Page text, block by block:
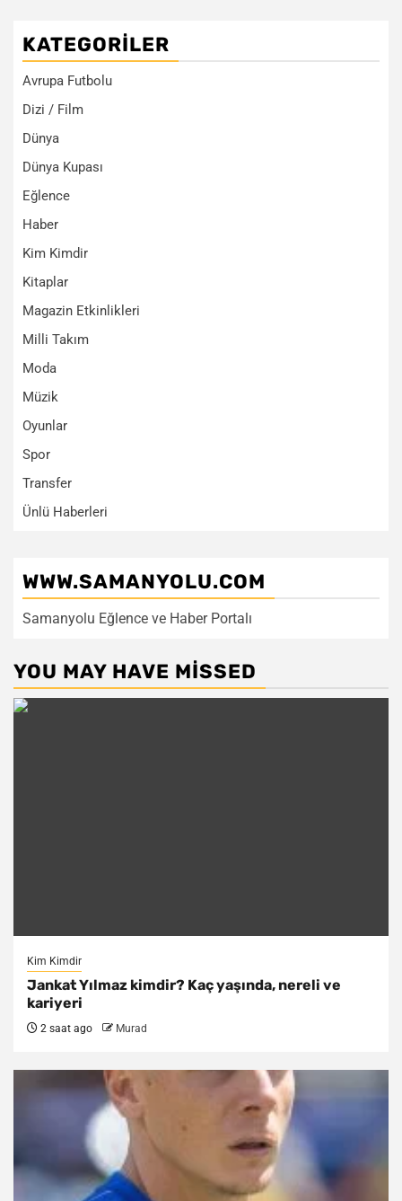
KATEGORILER
Avrupa Futbolu
Dizi / Film
Dünya
Dünya Kupası
Eğlence
Haber
Kim Kimdir
Kitaplar
Magazin Etkinlikleri
Milli Takım
Moda
Müzik
Oyunlar
Spor
Transfer
Ünlü Haberleri
WWW.SAMANYOLU.COM
Samanyolu Eğlence ve Haber Portalı
YOU MAY HAVE MISSED
Kim Kimdir
Jankat Yılmaz kimdir? Kaç yaşında, nereli ve
kariyeri
2 saat ago Murad